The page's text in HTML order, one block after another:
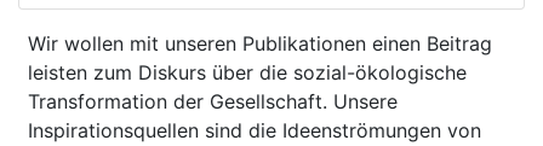
Wir wollen mit unseren Publikationen einen Beitrag
leisten zum Diskurs über die sozial-ökologische
Transformation der Gesellschaft. Unsere
Inspirationsquellen sind die Ideenströmungen von